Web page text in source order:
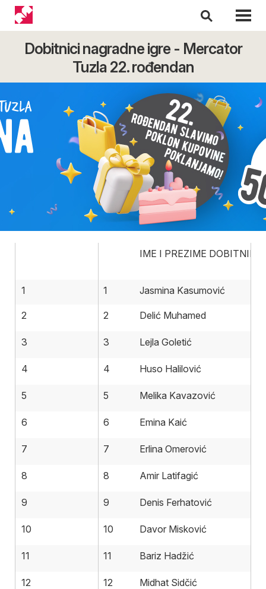
Dobitnici nagradne igre - Mercator
Tuzla 22. rođendan
IME I PREZIME DOBITNIKA
1 Jasmina Kasumović
2 Delić Muhamed
3 Lejla Goletić
4 Huso Halilović
5 Melika Kavazović
6 Emina Kaić
7 Erlina Omerović
8 Amir Latifagić
9 Denis Ferhatović
10 Davor Misković
11 Bariz Hadžić
12 Midhat Sidčić
1
2
3
4
5
6
7
8
9
10
11
12